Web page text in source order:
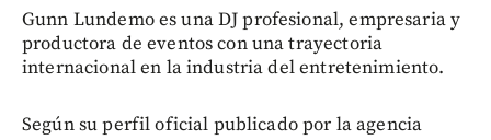
Gunn Lundemo es una DJ profesional, empresaria y
productora de eventos con una trayectoria
internacional en la industria del entretenimiento.
Según su perfil oficial publicado por la agencia